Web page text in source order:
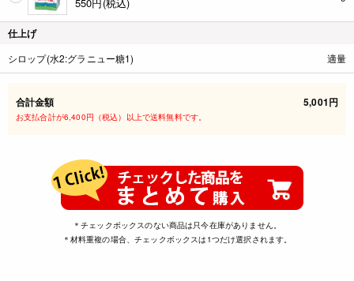
仕上げ
シロップ(水2:グラニュー糖1) 適量
合計金額 5,001円
お支払合計が6,400円（税込）以上で送料無料です。
＊チェックボックスのない商品は只今在庫がありません。
＊材料重複の場合、チェックボックスは1つだけ選択されます。